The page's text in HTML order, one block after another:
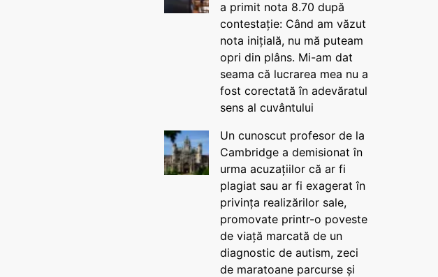
a primit nota 8.70 după
contestație: Când am văzut
nota inițială, nu mă puteam
opri din plâns. Mi-am dat
seama că lucrarea mea nu a
fost corectată în adevăratul
sens al cuvântului
Un cunoscut profesor de la
Cambridge a demisionat în
urma acuzațiilor că ar fi
plagiat sau ar fi exagerat în
privința realizărilor sale,
promovate printr-o poveste
de viață marcată de un
diagnostic de autism, zeci
de maratoane parcurse și